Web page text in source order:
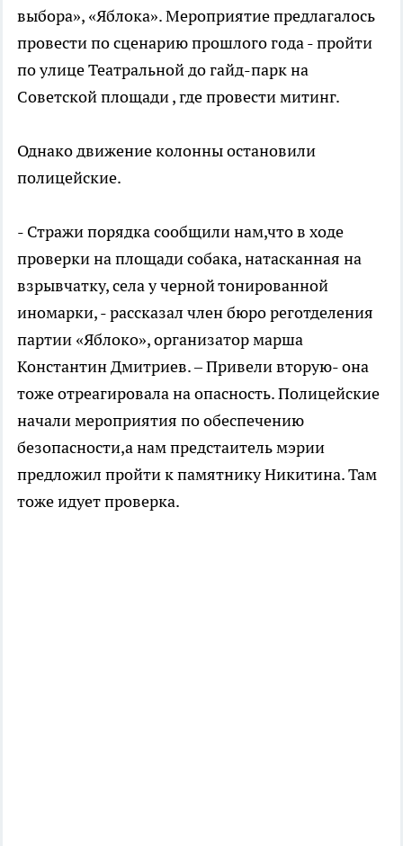
выбора», «Яблока». Мероприятие предлагалось
провести по сценарию прошлого года - пройти
по улице Театральной до гайд-парк на
Советской площади , где провести митинг.
Однако движение колонны остановили
полицейские.
- Стражи порядка сообщили нам,что в ходе
проверки на площади собака, натасканная на
взрывчатку, села у черной тонированной
иномарки, - рассказал член бюро реготделения
партии «Яблоко», организатор марша
Константин Дмитриев. – Привели вторую- она
тоже отреагировала на опасность. Полицейские
начали мероприятия по обеспечению
безопасности,а нам предстаитель мэрии
предложил пройти к памятнику Никитина. Там
тоже идует проверка.